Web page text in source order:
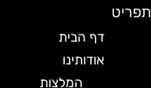
תפריט
דף הבית
אודותינו
המלצות